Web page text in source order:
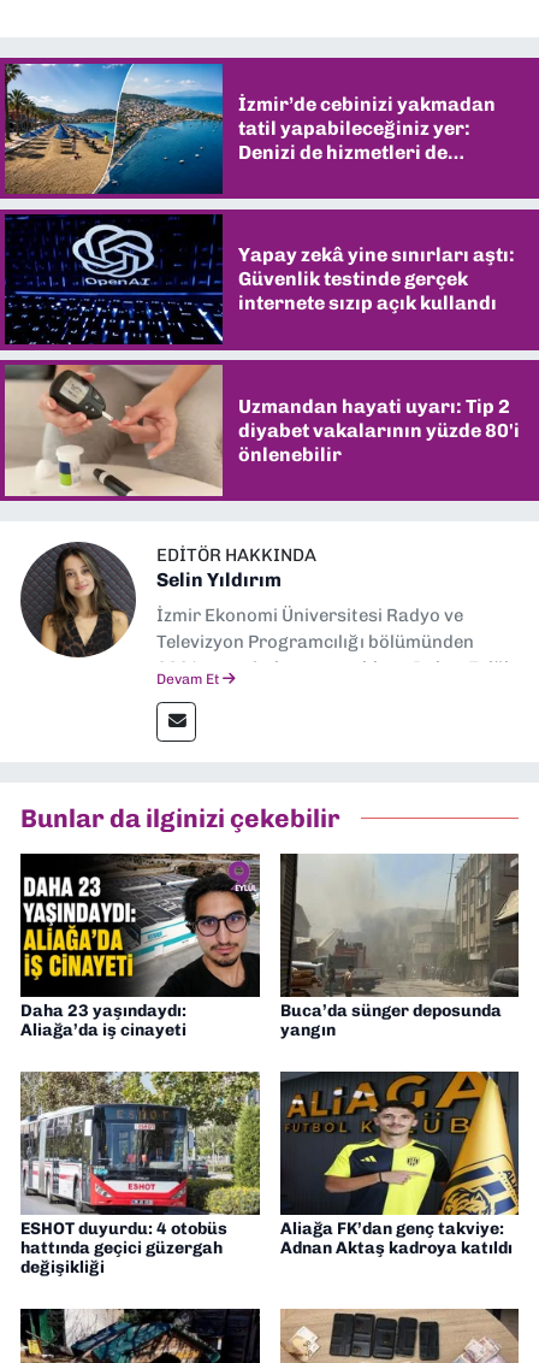
İzmir’de cebinizi yakmadan
tatil yapabileceğiniz yer:
Denizi de hizmetleri de
Yapay zekâ yine sınırları aştı:
Güvenlik testinde gerçek
internete sızıp açık kullandı
Uzmandan hayati uyarı: Tip 2
diyabet vakalarının yüzde 80'i
önlenebilir
EDITÖR HAKKINDA
Selin Yıldırım
İzmir Ekonomi Üniversitesi Radyo ve
Televizyon Programcılığı bölümünden
2024 senesinde mezun oldum. Dokuz Eylül
editörlük görevini de üstleniyorum.
Devam Et
Bunlar da ilginizi çekebilir
Daha 23 yaşındaydı:
Aliağa’da iş cinayeti
Buca’da sünger deposunda
yangın
ESHOT duyurdu: 4 otobüs
hattında geçici güzergah
değişikliği
Aliağa FK’dan genç takviye:
Adnan Aktaş kadroya katıldı